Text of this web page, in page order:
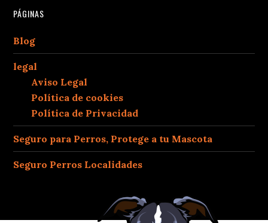
PÁGINAS
Blog
legal
Aviso Legal
Política de cookies
Política de Privacidad
Seguro para Perros, Protege a tu Mascota
Seguro Perros Localidades